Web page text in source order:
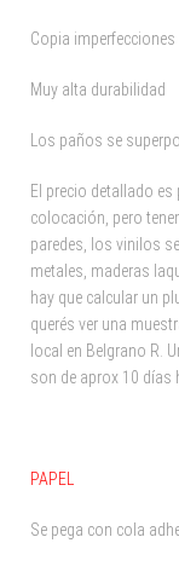
Copia imperfecciones
Muy alta durabilidad
Los paños se
El precio detallado
colocación, pero
paredes, los vinilos
metales, maderas
hay que calcular un
querés ver una
local en Belgrano R.
son de aprox 10 días
PAPEL
Se pega con cola